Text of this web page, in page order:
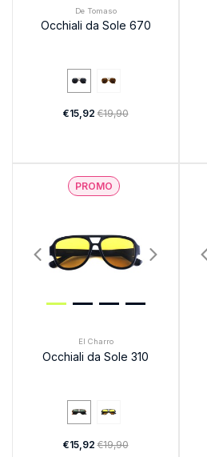
De Tomaso
Occhiali da Sole 670
€15,92€19,90
PROMO
El Charro
Occhiali da Sole 310
€15,92€19,90